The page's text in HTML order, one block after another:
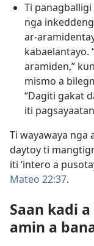
Ti
nga
ar-
kabaelantayo.
aramiden,”
mismo a
“Dagiti gakat
iti
Ti wayawaya nga
daytoy ti
iti ‘intero a
Mateo 22:37.
Saan kadi
amin a